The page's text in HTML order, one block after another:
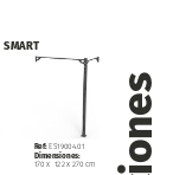
SMART
Ref: ES19004.01
Dimensiones:
170 x 122 x 270 cm